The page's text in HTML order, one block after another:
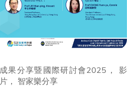
成果分享暨國際研討會2025， 影
片， 智家樂分享